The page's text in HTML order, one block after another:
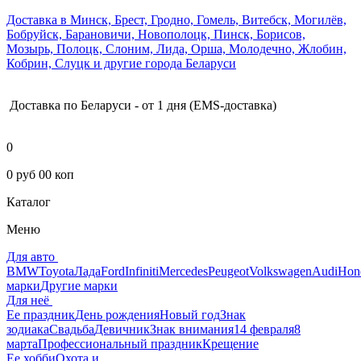
Доставка в Минск, Брест, Гродно, Гомель, Витебск, Могилёв,
Бобруйск, Барановичи, Новополоцк, Пинск, Борисов,
Мозырь, Полоцк, Слоним, Лида, Орша, Молодечно, Жлобин,
Кобрин, Слуцк и другие города Беларуси
Доставка по Беларуси - от 1 дня (EMS-доставка)
0
0 руб 00 коп
Каталог
Меню
Для авто
BMWToyotaЛадаFordInfinitiMercedesPeugeotVolkswagenAudi
маркиДругие марки
Для неё
Ее праздникДень рожденияНовый годЗнак
зодиакаСвадьбаДевичникЗнак внимания14 февраля8
мартаПрофессиональный праздникКрещение
Ее хоббиОхота и